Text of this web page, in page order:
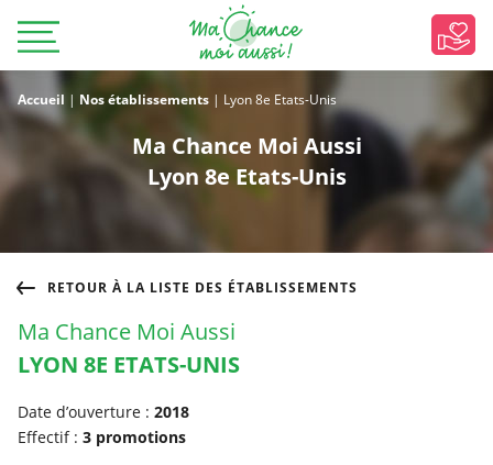
Accueil | Nos établissements | Lyon 8e Etats-Unis
Ma Chance Moi Aussi
Lyon 8e Etats-Unis
RETOUR À LA LISTE DES ÉTABLISSEMENTS
Ma Chance Moi Aussi
LYON 8E ETATS-UNIS
Date d’ouverture : 2018
Effectif : 3 promotions